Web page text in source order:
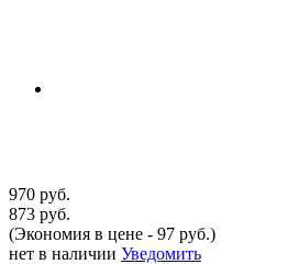
970 руб.
873 руб.
(Экономия в цене - 97 руб.)
нет в наличии Уведомить